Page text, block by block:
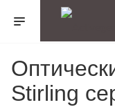
Stirling